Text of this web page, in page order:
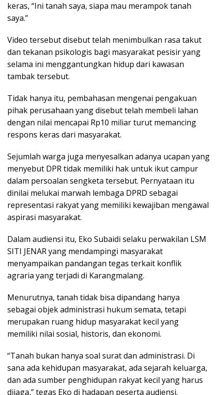
keras, “Ini tanah saya, siapa mau merampok tanah
saya.”
Video tersebut disebut telah menimbulkan rasa takut
dan tekanan psikologis bagi masyarakat pesisir yang
selama ini menggantungkan hidup dari kawasan
tambak tersebut.
Tidak hanya itu, pembahasan mengenai pengakuan
pihak perusahaan yang disebut telah membeli lahan
dengan nilai mencapai Rp10 miliar turut memancing
respons keras dari masyarakat.
Sejumlah warga juga menyesalkan adanya ucapan yang
menyebut DPR tidak memiliki hak untuk ikut campur
dalam persoalan sengketa tersebut. Pernyataan itu
dinilai melukai marwah lembaga DPRD sebagai
representasi rakyat yang memiliki kewajiban mengawal
aspirasi masyarakat.
Dalam audiensi itu, Eko Subaidi selaku perwakilan LSM
SITI JENAR yang mendampingi masyarakat
menyampaikan pandangan tegas terkait konflik
agraria yang terjadi di Karangmalang.
Menurutnya, tanah tidak bisa dipandang hanya
sebagai objek administrasi hukum semata, tetapi
merupakan ruang hidup masyarakat kecil yang
memiliki nilai sosial, historis, dan ekonomi.
“Tanah bukan hanya soal surat dan administrasi. Di
sana ada kehidupan masyarakat, ada sejarah keluarga,
dan ada sumber penghidupan rakyat kecil yang harus
dijaga,” tegas Eko di hadapan peserta audiensi.